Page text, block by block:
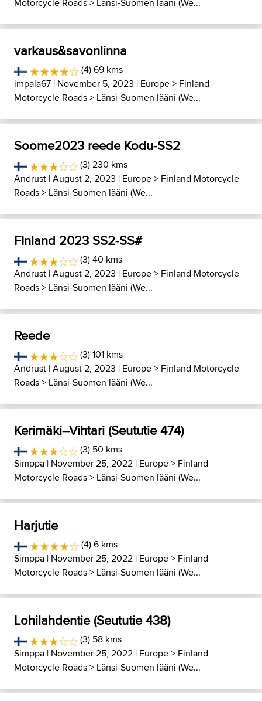
varkaus&savonlinna
(4) 69 kms
impala67 | November 5, 2023 | Europe> Finland
Motorcycle Roads> Länsi-Suomen lääni (We...
Soome2023 reede Kodu-SS2
(3) 230 kms
Andrust | August 2, 2023 | Europe> Finland Motorcycle
Roads> Länsi-Suomen lääni (We...
FInland 2023 SS2-SS#
(3) 40 kms
Andrust | August 2, 2023 | Europe> Finland Motorcycle
Roads> Länsi-Suomen lääni (We...
Reede
(3) 101 kms
Andrust | August 2, 2023 | Europe> Finland Motorcycle
Roads> Länsi-Suomen lääni (We...
Kerimäki–Vihtari (Seututie 474)
(3) 50 kms
Simppa | November 25, 2022 | Europe> Finland
Motorcycle Roads> Länsi-Suomen lääni (We...
Harjutie
(4) 6 kms
Simppa | November 25, 2022 | Europe> Finland
Motorcycle Roads> Länsi-Suomen lääni (We...
Lohilahdentie (Seututie 438)
(3) 58 kms
Simppa | November 25, 2022 | Europe> Finland
Motorcycle Roads> Länsi-Suomen lääni (We...